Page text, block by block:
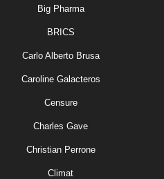
Big Pharma
BRICS
Carlo Alberto Brusa
Caroline Galacteros
Censure
Charles Gave
Christian Perrone
Climat